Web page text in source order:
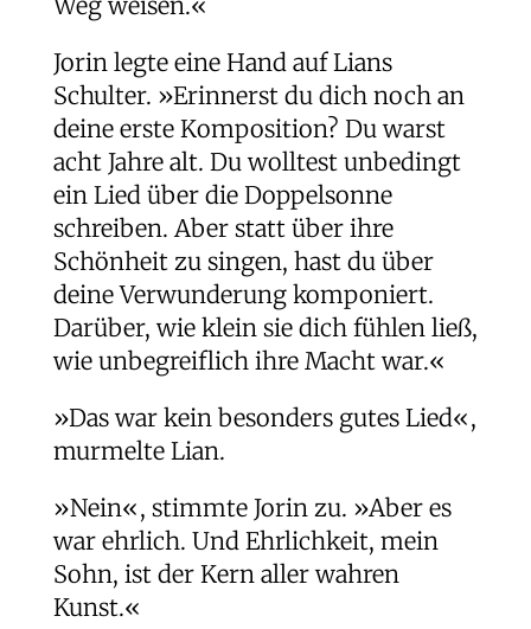
Jorin legte eine Hand auf Lians
Schulter. »Erinnerst du dich noch an
deine erste Komposition? Du warst
acht Jahre alt. Du wolltest unbedingt
ein Lied über die Doppelsonne
schreiben. Aber statt über ihre
Schönheit zu singen, hast du über
deine Verwunderung komponiert.
Darüber, wie klein sie dich fühlen ließ,
wie unbegreiflich ihre Macht war.«
»Das war kein besonders gutes Lied«,
murmelte Lian.
»Nein«, stimmte Jorin zu. »Aber es
war ehrlich. Und Ehrlichkeit, mein
Sohn, ist der Kern aller wahren
Kunst.«